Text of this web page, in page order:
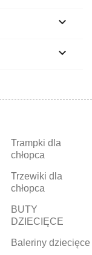


Trampki dla
chłopca
Trzewiki dla
chłopca
BUTY
DZIECIĘCE
Baleriny dziecięce